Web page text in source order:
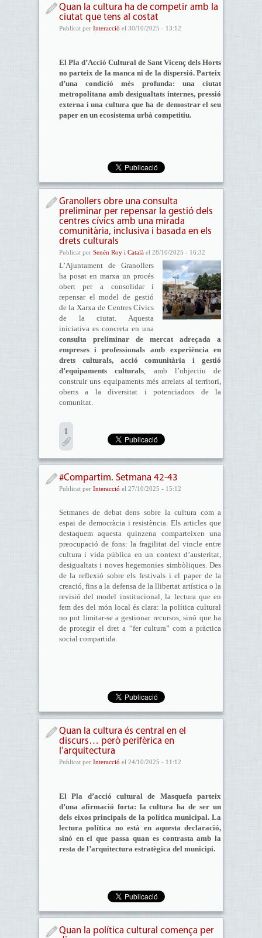
Quan la cultura ha de competir amb la
ciutat que tens al costat
Publicat per Interacció el 30/10/2025 - 13:12
El Pla d’Acció Cultural de Sant Vicenç dels Horts
no parteix de la manca ni de la dispersió. Parteix
d’una condició més profunda: una ciutat
metropolitana amb desigualtats internes, pressió
externa i una cultura que ha de demostrar el seu
paper en un ecosistema urbà competitiu.
Granollers obre una consulta
preliminar per repensar la gestió dels
centres cívics amb una mirada
comunitària, inclusiva i basada en els
drets culturals
Publicat per Senén Roy i Catalàel 28/10/2025 - 16:32
L’Ajuntament de Granollers
ha posat en marxa un procés
obert per a consolidar i
repensar el model de gestió
de la Xarxa de Centres Cívics
de la ciutat. Aquesta
iniciativa es concreta en una
consulta preliminar de mercat adreçada a
empreses i professionals amb experiència en
drets culturals, acció comunitària i gestió
d’equipaments culturals, amb l’objectiu de
construir uns equipaments més arrelats al territori,
oberts a la diversitat i potenciadors de la
comunitat.
1
#Compartim. Setmana 42-43
Publicat per Interacció el 27/10/2025 - 15:12
Setmanes de debat dens sobre la cultura com a
espai de democràcia i resistència. Els articles que
destaquem aquesta quinzena comparteixen una
preocupació de fons: la fragilitat del vincle entre
cultura i vida pública en un context d’austeritat,
desigualtats i noves hegemonies simbòliques. Des
de la reflexió sobre els festivals i el paper de la
creació, fins a la defensa de la llibertat artística o la
revisió del model institucional, la lectura que en
fem des del món local és clara: la política cultural
no pot limitar-se a gestionar recursos, sinó que ha
de protegir el dret a “fer cultura” com a pràctica
social compartida.
Quan la cultura és central en el
discurs… però perifèrica en
l’arquitectura
Publicat per Interacció el 24/10/2025 - 11:12
El Pla d’acció cultural de Masquefa parteix
d’una afirmació forta: la cultura ha de ser un
dels eixos principals de la política municipal. La
lectura política no està en aquesta declaració,
sinó en el que passa quan es contrasta amb la
resta de l’arquitectura estratègica del municipi.
Quan la política cultural comença per